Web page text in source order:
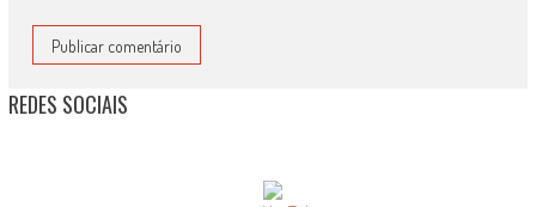
REDES SOCIAIS